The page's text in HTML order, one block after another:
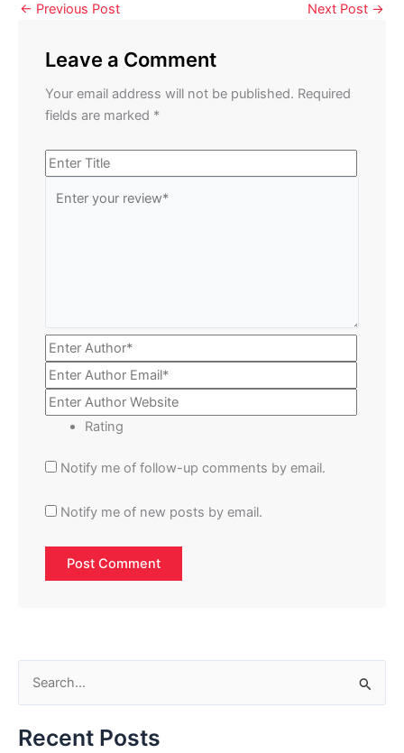
← Previous Post Next Post →
Leave a Comment
Your email address will not be published. Required
fields are marked *
Rating
Notify me of follow-up comments by email.
Notify me of new posts by email.
a
Recent Posts